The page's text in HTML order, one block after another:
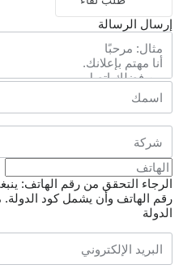
إرسال الرسالة
الرجاء التحقق من رقم الهاتف:
رقم الهاتف وأن يشمل كود الدولة.
الدولة